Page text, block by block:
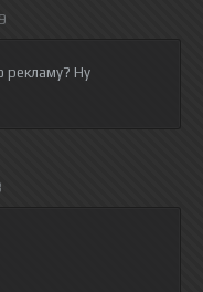
рекламу? Ну